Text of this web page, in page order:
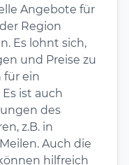
Angebote für
Region
Es lohnt sich,
und Preise zu
für ein
ist auch
des
z.B. in
Auch die
hilfreich